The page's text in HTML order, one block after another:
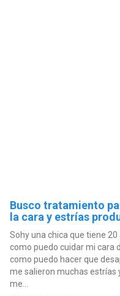
Busco tratamiento
la cara y estrías
Sohy una chica que tiene
como puedo cuidar mi cara
como puedo hacer que
me salieron muchas estrías
me...